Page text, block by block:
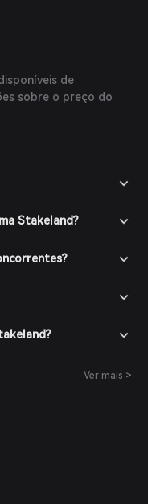
de
sobre o preço do
Stakeland?
Ver mais >